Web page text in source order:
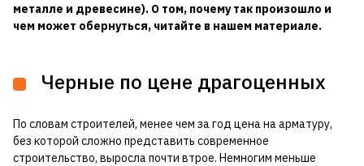
металле и древесине). О том, почему так произошло и
чем может обернуться, читайте в нашем материале.
Черные по цене драгоценных
По словам строителей, менее чем за год цена на арматуру,
без которой сложно представить современное
строительство, выросла почти втрое. Немногим меньше